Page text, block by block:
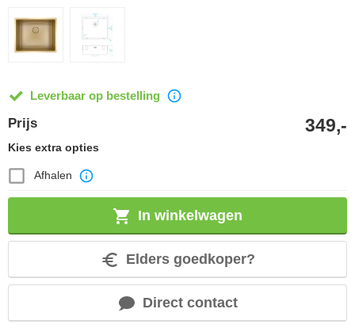
Leverbaar op bestelling
Prijs 349,-
Kies extra opties
Afhalen
In winkelwagen
Elders goedkoper?
Direct contact